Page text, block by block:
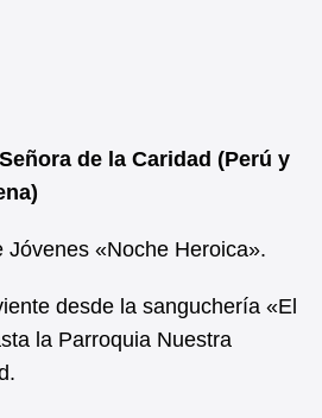
de la Caridad (Perú y
Jóvenes «Noche Heroica».
desde la sanguchería «El
la Parroquia Nuestra